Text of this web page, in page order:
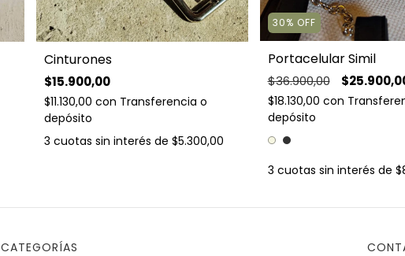
Cinturones
$15.900,00
$11.130,00 con Transferencia o
depósito
3 cuotas sin interés de $5.300,00
30% OFF
Portacelular Simil
$36.900,00
$18.130,00 con
depósito
3 cuotas sin interés de
CATEGORÍAS